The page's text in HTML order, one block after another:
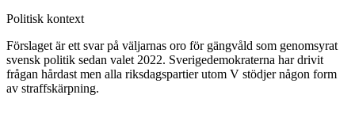
Politisk kontext
Förslaget är ett svar på väljarnas oro för gängvåld som genomsyrat
svensk politik sedan valet 2022. Sverigedemokraterna har drivit
frågan hårdast men alla riksdagspartier utom V stödjer någon form
av straffskärpning.